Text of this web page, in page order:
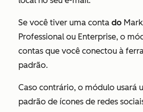
Se você tiver uma conta do
Professional ou Enterprise, o
contas que você conectou à
padrão.
Caso contrário, o módulo usará
padrão de ícones de redes